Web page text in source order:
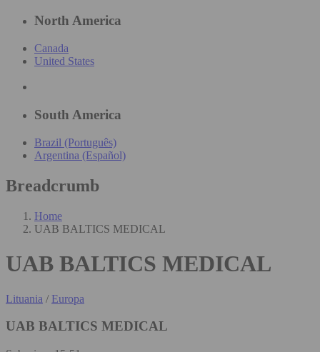
North America
Canada
United States
South America
Brazil (Português)
Argentina (Español)
Breadcrumb
Home
UAB BALTICS MEDICAL
UAB BALTICS MEDICAL
Lituania / Europa
UAB BALTICS MEDICAL